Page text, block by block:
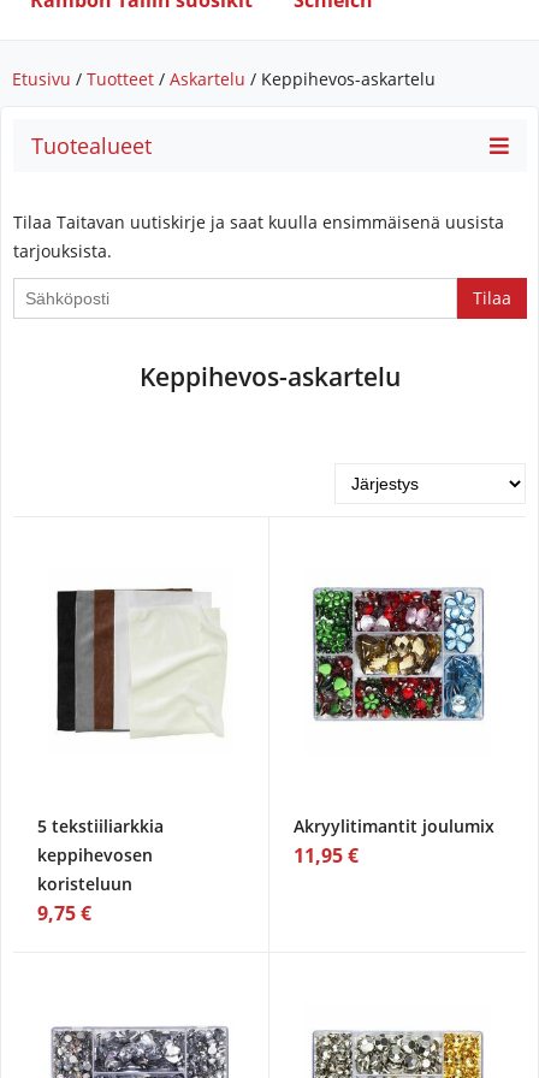
Etusivu / Tuotteet / Askartelu / Keppihevos-askartelu
Tuotealueet
Tilaa Taitavan uutiskirje ja saat kuulla ensimmäisenä uusista
tarjouksista.
you
Keppihevos-askartelu
5 tekstiiliarkkia
keppihevosen
koristeluun
9,75 €
Akryylitimantit joulumix
11,95 €